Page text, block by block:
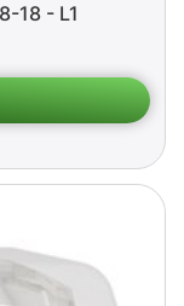
18 - L1